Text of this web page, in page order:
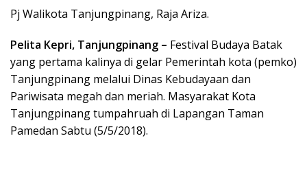
Pj Walikota Tanjungpinang, Raja Ariza.
Pelita Kepri, Tanjungpinang – Festival Budaya Batak
yang pertama kalinya di gelar Pemerintah kota (pemko)
Tanjungpinang melalui Dinas Kebudayaan dan
Pariwisata megah dan meriah. Masyarakat Kota
Tanjungpinang tumpahruah di Lapangan Taman
Pamedan Sabtu (5/5/2018).